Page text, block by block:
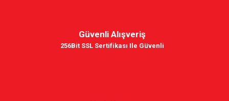
Güvenli Alışveriş
256Bit SSL Sertifikası Ile Güvenli